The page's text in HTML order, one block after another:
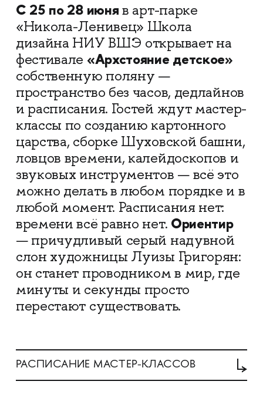
С 25 по 28 июняв арт-парке
«Никола-Ленивец» Школа
дизайна НИУ ВШЭ открывает на
фестивале «Архстояние детское»
собственную поляну —
пространство без часов, дедлайнов
и расписания. Гостей ждут мастер-
классы по созданию картонного
царства, сборке Шуховской башни,
ловцов времени, калейдоскопов и
звуковых инструментов — всё это
можно делать в любом порядке и в
любой момент. Расписания нет:
времени всё равно нет. Ориентир
— причудливый серый надувной
слон художницы Луизы Григорян:
он станет проводником в мир, где
минуты и секунды просто
перестают существовать.
РАСПИСАНИЕ МАСТЕР-КЛАССОВ